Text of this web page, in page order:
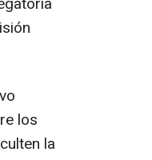
los
la